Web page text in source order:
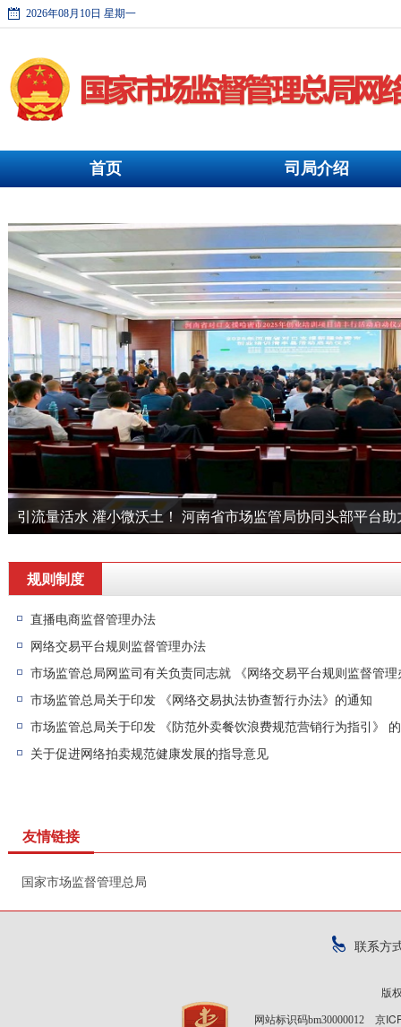
2026年08月10日 星期一
首页 司局介绍
规则制度
直播电商监督管理办法
网络交易平台规则监督管理办法
市场监管总局网监司有关负责同志就 《网络交易平台规则监督管
市场监管总局关于印发 《网络交易执法协查暂行办法》的通知
市场监管总局关于印发 《防范外卖餐饮浪费规范营销行为指引》
关于促进网络拍卖规范健康发展的指导意见
友情链接
国家市场监督管理总局
联系方
版
网站标识码bm30000012 京